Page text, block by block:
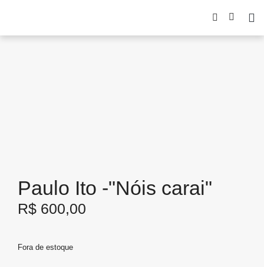
Paulo Ito -"Nóis carai"
R$ 600,00
Fora de estoque